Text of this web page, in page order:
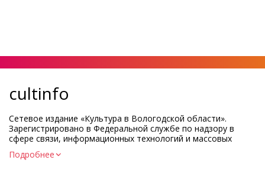
cultinfo
Сетевое издание «Культура в Вологодской области».
Зарегистрировано в Федеральной службе по надзору в
сфере связи, информационных технологий и массовых
коммуникаций.
Регистрационный номер и дата принятия решения о
Подробнее